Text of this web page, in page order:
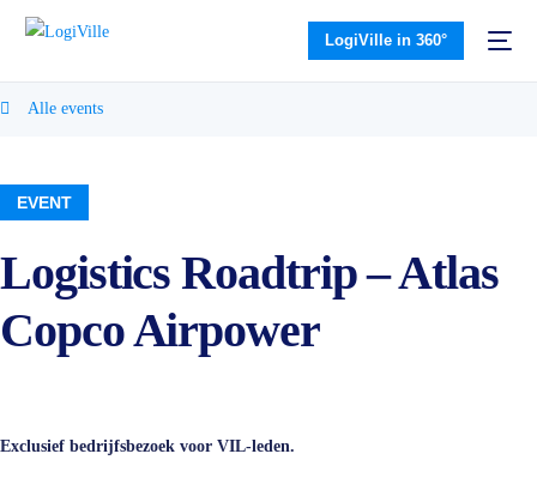
LogiVille in 360°
Alle events
EVENT
Logistics Roadtrip – Atlas
Copco Airpower
Exclusief bedrijfsbezoek voor VIL-leden.